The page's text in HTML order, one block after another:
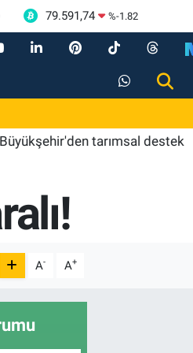
79.591,74 %-1.82
tarımsal destek
A- A+